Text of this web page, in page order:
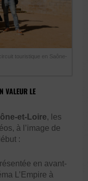
touristique en Saône-
VALEUR LE
et-Loire, les
à l’image de
:
en avant-
L’Empire à